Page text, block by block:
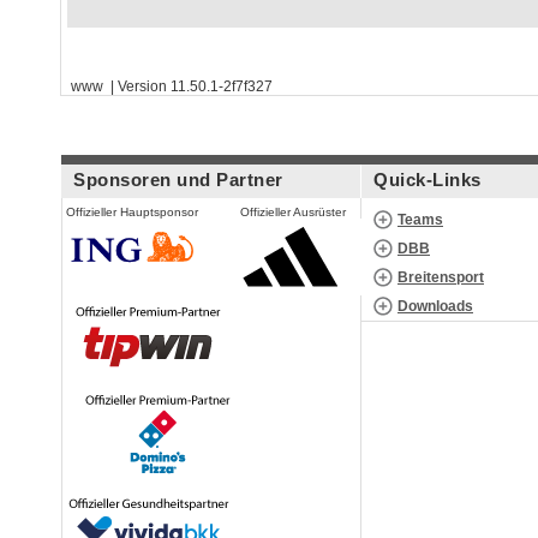
www | Version 11.50.1-2f7f327
Sponsoren und Partner
Offizieller Hauptsponsor Offizieller Ausrüster
Quick-Links
Teams
DBB
Breitensport
Downloads